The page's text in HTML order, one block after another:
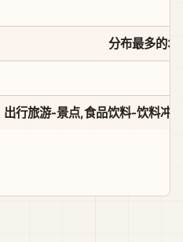
分布最多的3
出行旅游-景点,食品饮料-饮料冲